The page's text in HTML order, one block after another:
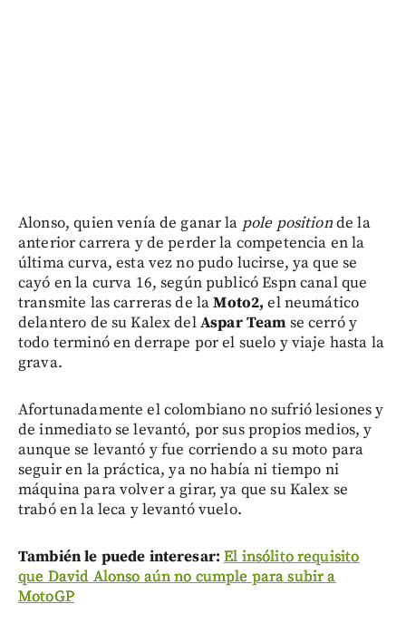
Alonso, quien venía de ganar la pole positionde la
anterior carrera y de perder la competencia en la
última curva, esta vez no pudo lucirse, ya que se
cayó en la curva 16, según publicó Espn canal que
transmite las carreras de laMoto2,el neumático
delantero de su Kalex delAspar Team se cerró y
todo terminó en derrape por el suelo y viaje hasta la
grava.
Afortunadamente el colombiano no sufrió lesiones y
de inmediato se levantó, por sus propios medios, y
aunque se levantó y fue corriendo a su moto para
seguir en la práctica, ya no había ni tiempo ni
máquina para volver a girar, ya que su Kalex se
trabó en la leca y levantó vuelo.
También le puede interesar:El insólito requisito
que David Alonso aún no cumple para subir a
MotoGP